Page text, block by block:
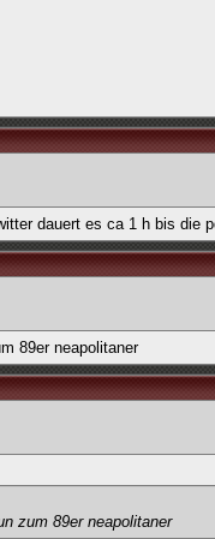
dauert es ca 1 h bis die
89er neapolitaner
zum 89er neapolitaner